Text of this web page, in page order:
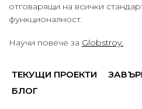
отговарящи на всички
функционалност.
Научи повече за Globstroy.
ТЕКУЩИ ПРОЕКТИ
БЛОГ